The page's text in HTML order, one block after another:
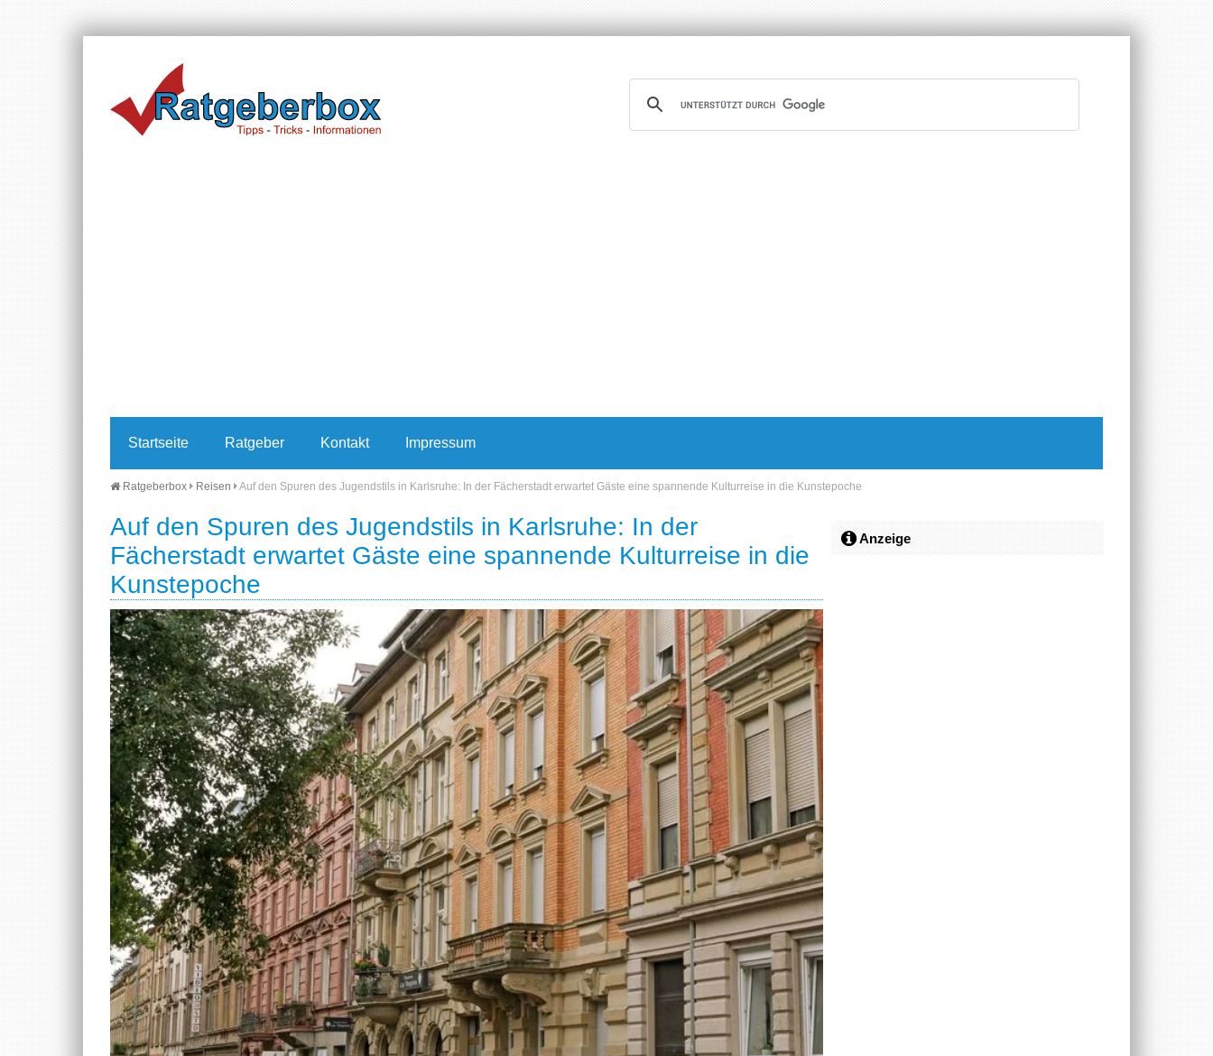
Startseite Ratgeber Kontakt Impressum
Ratgeberbox Reisen Auf den Spuren des Jugendstils in Karlsruhe: In der Fächerstadt erwartet Gäste eine spannende Kulturreise in die Kunstepoche
Auf den Spuren des Jugendstils in Karlsruhe: In der
Fächerstadt erwartet Gäste eine spannende Kulturreise in die
Kunstepoche
Anzeige